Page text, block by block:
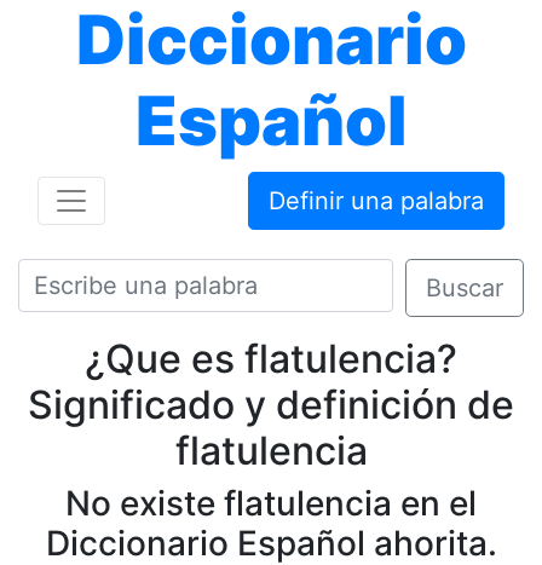
Diccionario
Español
Definir una palabra
Buscar
¿Que es flatulencia?
Significado y definición de
flatulencia
No existe flatulencia en el
Diccionario Español ahorita.